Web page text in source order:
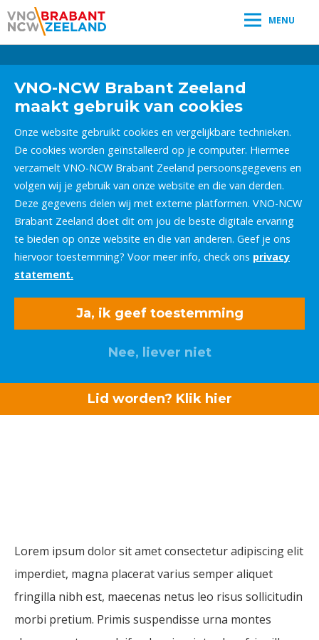
MENU
VNO-NCW Brabant Zeeland
maakt gebruik van cookies
Onze website gebruikt cookies en vergelijkbare technieken.
De cookies worden geïnstalleerd op je computer. Hiermee
verzamelt VNO-NCW Brabant Zeeland persoonsgegevens en
volgen wij je gebruik van onze website en die van derden.
Deze gegevens delen wij met externe platformen. VNO-NCW
Brabant Zeeland doet dit om jou de beste digitale ervaring
te bieden op onze website en die van anderen. Geef je ons
hiervoor toestemming? Voor meer info, check ons privacy
statement.
Ja, ik geef toestemming
Nee, liever niet
Lid worden? Klik hier
Lorem ipsum dolor sit amet consectetur adipiscing elit
imperdiet, magna placerat varius semper aliquet
fringilla nibh est, maecenas netus leo risus sollicitudin
morbi pretium. Primis suspendisse urna montes